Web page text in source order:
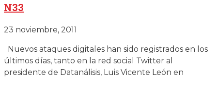
N33
23 noviembre, 2011
Nuevos ataques digitales han sido registrados en los
últimos días, tanto en la red social Twitter al
presidente de Datanálisis, Luis Vicente León en